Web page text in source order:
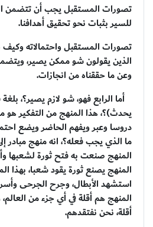
تصورات المستقبل يجب أن تتضمن
للسير بثبات نحو تحقيق أهدافنا.
تصورات المستقبل واحتمالاته
الذين يقولون شو ممكن يصير،
وعن ما حققناه من انجازات.
أما الرابع فهو، شو لازم يصير؟،
يحدث)؟، هذا المنهج من التفكير هو
دروسا وعبر ويفهم الحاضر ويضع
ما الذي يجب فعله؟، انه منهج مبادر
المنهج صنعت به فتح ثورة لشعبها
المنهج يصنع ثورة يقود شعبا، بهذا
استشهد الأبطال، وجرح الجرحى
المنهج هم أقلة في أي جزء من العالم،
أقلة، نحن نفتقدهم.